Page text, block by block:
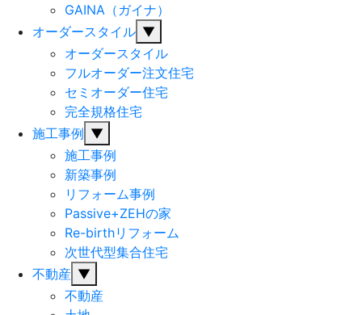
GAINA（ガイナ）
オーダースタイル ▼
オーダースタイル
フルオーダー注文住宅
セミオーダー住宅
完全規格住宅
施工事例 ▼
施工事例
新築事例
リフォーム事例
Passive+ZEHの家
Re-birthリフォーム
次世代型集合住宅
不動産 ▼
不動産